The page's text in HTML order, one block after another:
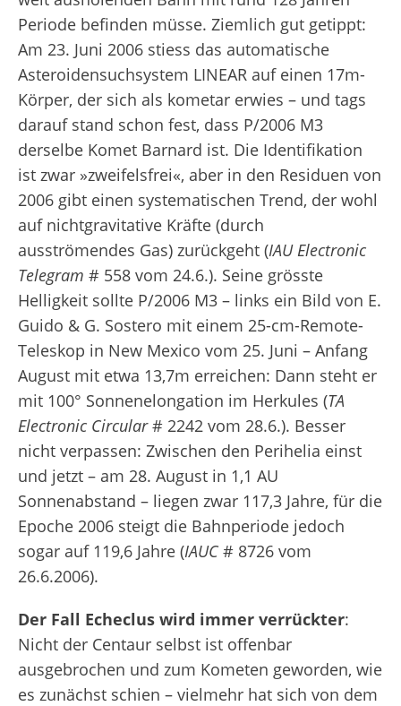
Periode befinden müsse. Ziemlich gut getippt:
Am 23. Juni 2006 stiess das automatische
Asteroidensuchsystem LINEAR auf einen 17m-
Körper, der sich als kometar erwies – und tags
darauf stand schon fest, dass P/2006 M3
derselbe Komet Barnard ist. Die Identifikation
ist zwar »zweifelsfrei«, aber in den Residuen von
2006 gibt einen systematischen Trend, der wohl
auf nichtgravitative Kräfte (durch
ausströmendes Gas) zurückgeht (IAU Electronic
Telegram # 558 vom 24.6.). Seine grösste
Helligkeit sollte P/2006 M3 – links ein Bild von E.
Guido & G. Sostero mit einem 25-cm-Remote-
Teleskop in New Mexico vom 25. Juni – Anfang
August mit etwa 13,7m erreichen: Dann steht er
mit 100° Sonnenelongation im Herkules (TA
Electronic Circular# 2242 vom 28.6.). Besser
nicht verpassen: Zwischen den Perihelia einst
und jetzt – am 28. August in 1,1 AU
Sonnenabstand – liegen zwar 117,3 Jahre, für die
Epoche 2006 steigt die Bahnperiode jedoch
sogar auf 119,6 Jahre (IAUC # 8726 vom
26.6.2006).
Der Fall Echeclus wird immer verrückter:
Nicht der Centaur selbst ist offenbar
ausgebrochen und zum Kometen geworden, wie
es zunächst schien – vielmehr hat sich von dem